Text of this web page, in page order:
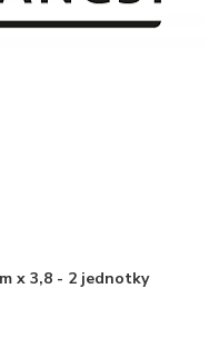
x 3,8 - 2 jednotky